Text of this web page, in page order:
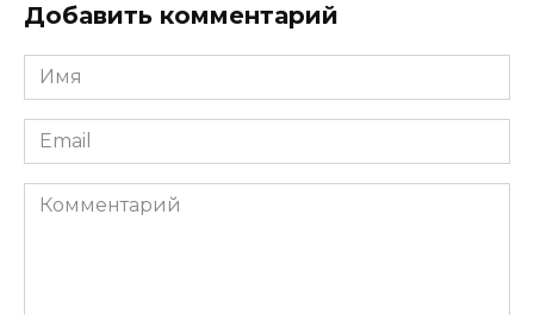
Добавить комментарий
Имя
*
Email
*
Комментарий